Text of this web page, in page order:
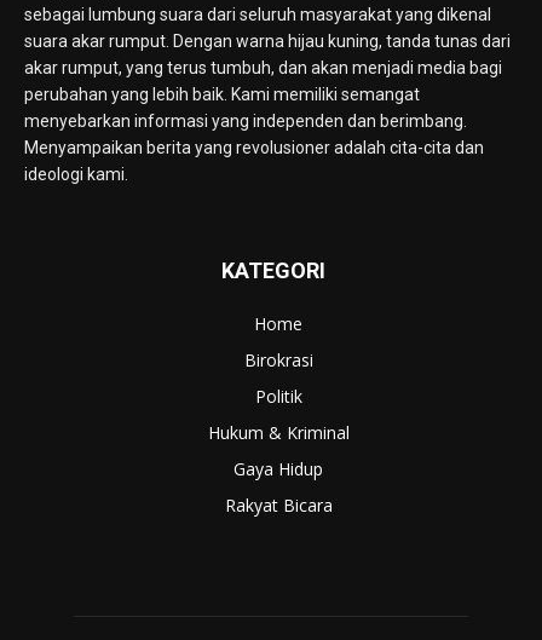
sebagai lumbung suara dari seluruh masyarakat yang dikenal
suara akar rumput. Dengan warna hijau kuning, tanda tunas dari
akar rumput, yang terus tumbuh, dan akan menjadi media bagi
perubahan yang lebih baik. Kami memiliki semangat
menyebarkan informasi yang independen dan berimbang.
Menyampaikan berita yang revolusioner adalah cita-cita dan
ideologi kami.
KATEGORI
Home
Birokrasi
Politik
Hukum & Kriminal
Gaya Hidup
Rakyat Bicara